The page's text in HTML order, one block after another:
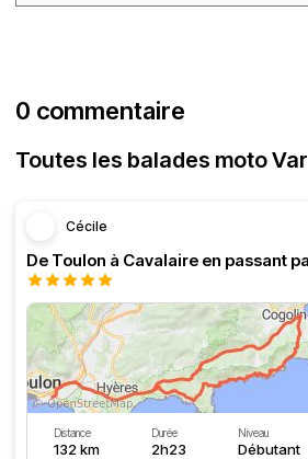
0 commentaire
Toutes les balades moto Var
Cécile
Distance
132 km
Durée
2h23
Niveau
Débutant